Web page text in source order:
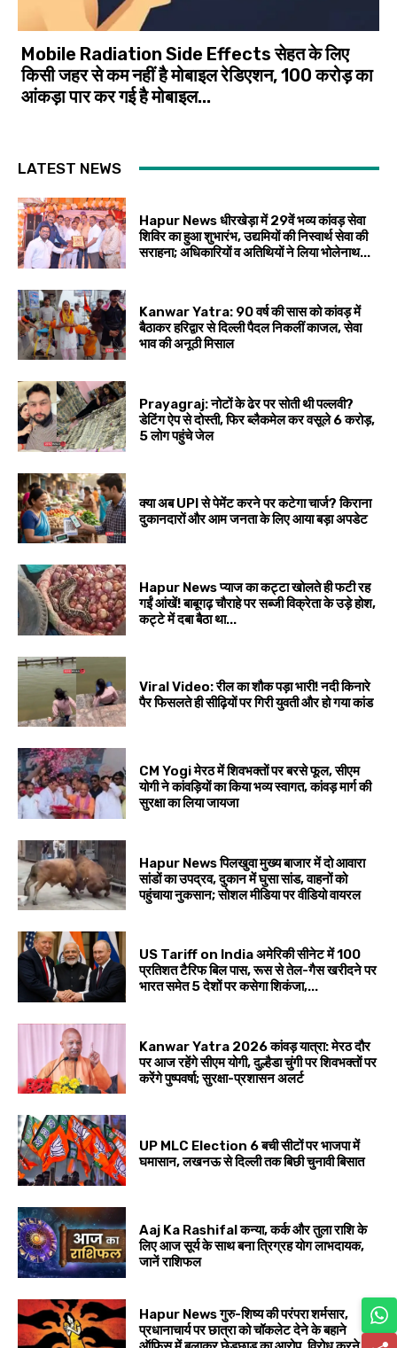
Mobile Radiation Side Effects सेहत के लिए
किसी जहर से कम नहीं है मोबाइल रेडिएशन, 100 करोड़ का
आंकड़ा पार कर गई है मोबाइल...
LATEST NEWS
Hapur News धीरखेड़ा में 29वें भव्य कांवड़ सेवा
शिविर का हुआ शुभारंभ, उद्यमियों की निस्वार्थ सेवा की
सराहना; अधिकारियों व अतिथियों ने लिया भोलेनाथ...
Kanwar Yatra: 90 वर्ष की सास को कांवड़ में
बैठाकर हरिद्वार से दिल्ली पैदल निकलीं काजल, सेवा
भाव की अनूठी मिसाल
Prayagraj: नोटों के ढेर पर सोती थी पल्लवी?
डेटिंग ऐप से दोस्ती, फिर ब्लैकमेल कर वसूले ₹6 करोड़,
5 लोग पहुंचे जेल
क्या अब UPI से पेमेंट करने पर कटेगा चार्ज? किराना
दुकानदारों और आम जनता के लिए आया बड़ा अपडेट
Hapur News प्याज का कट्टा खोलते ही फटी रह
गईं आंखें! बाबूगढ़ चौराहे पर सब्जी विक्रेता के उड़े होश,
कट्टे में दबा बैठा था...
Viral Video: रील का शौक पड़ा भारी! नदी किनारे
पैर फिसलते ही सीढ़ियों पर गिरी युवती और हो गया कांड
CM Yogi मेरठ में शिवभक्तों पर बरसे फूल, सीएम
योगी ने कांवड़ियों का किया भव्य स्वागत, कांवड़ मार्ग की
सुरक्षा का लिया जायजा
Hapur News पिलखुवा मुख्य बाजार में दो आवारा
सांडों का उपद्रव, दुकान में घुसा सांड, वाहनों को
पहुंचाया नुकसान; सोशल मीडिया पर वीडियो वायरल
US Tariff on India अमेरिकी सीनेट में 100
प्रतिशत टैरिफ बिल पास, रूस से तेल-गैस खरीदने पर
भारत समेत 5 देशों पर कसेगा शिकंजा,...
Kanwar Yatra 2026 कांवड़ यात्रा: मेरठ दौर
पर आज रहेंगे सीएम योगी, दुल्हैडा चुंगी पर शिवभक्तों पर
करेंगे पुष्पवर्षा; सुरक्षा-प्रशासन अलर्ट
UP MLC Election 6 बची सीटों पर भाजपा में
घमासान, लखनऊ से दिल्ली तक बिछी चुनावी बिसात
Aaj Ka Rashifal कन्या, कर्क और तुला राशि के
लिए आज सूर्य के साथ बना त्रिग्रह योग लाभदायक,
जानें राशिफल
Hapur News गुरु-शिष्य की परंपरा शर्मसार,
प्रधानाचार्य पर छात्रा को चॉकलेट देने के बहाने